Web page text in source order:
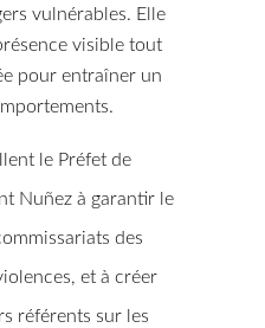
vulnérables. Elle
visible tout
pour entraîner un
le Préfet de
Nuñez à garantir le
des
et à créer
référents sur les